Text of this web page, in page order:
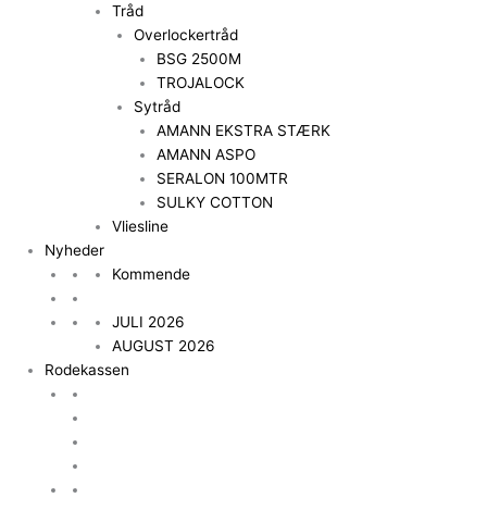
Tråd
Overlockertråd
BSG 2500M
TROJALOCK
Sytråd
AMANN EKSTRA STÆRK
AMANN ASPO
SERALON 100MTR
SULKY COTTON
Vliesline
Nyheder
Kommende
JULI 2026
AUGUST 2026
Rodekassen